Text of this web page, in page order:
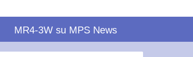
MR4-3W su MPS News